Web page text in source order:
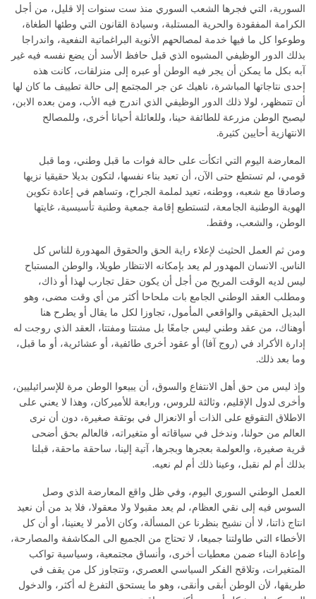
السورية، التي فجرها الشعب السوري منذ ست سنوات إلا قليل، من أجل
الكرامة المفقودة والحرية المستلبة، وسيادة القانون التي وطئها الطغاة،
وطوعوا كل ما فيها خدمة لمصالحهم الأنوية البراغماتية النفعية، واندراجا
بذلك الدور الوظيفي المشبوه الذي قبل حافظ الأسد أن يضع نفسه فيه غير
آبه بكل ما يمكن أن يجر فيه الوطن أو عبره إلى منزلقات، كانت هذه
إحدى نتاجاتها المباشرة، ناهيك عن جر المجتمع إلى حالة تطييف ما كان لها
أن تتمظهر، لولا ذلك الدور الوظيفي الذي اندرج فيه الأب، ومن بعده الابن،
ليصبح الوطن مزرعة للطائفة حينا، وللعائلة أحيانا أخرى، وللمصالح
الانتهازية أحايين كثيرة.
المعارضة اليوم التي اتكأت على حالة فوات ما قبل وطني، وما قبل
قومي، لم تستطع حتى الآن، أن تعيد بناء نفسها، لتكون بديلا حقيقيا نزيها
وصادقا مع شعبه، ووطنه، تعيد لملمة الجراح، وتساهم في إعادة تكوين
الهوية الوطنية الجامعة، لتستطيع إقامة جمعية وطنية تأسيسية، غايتها
الوطن، والشعب، وفقط.
ومن ثم العمل الحثيث لإعلاء راية الحق والحقوق المهدورة للناس كل
الناس. الانسان المهدور لم يعد بإمكانه الانتظار طويلا، والوطن المستباح
ليس لديه الوقت المريح من أجل أن يكون حقل تجارب لهذا أو ذاك،
ومطلب العقد الوطني الجامع بات ملحاحا أكثر من أي وقت مضى، وهو
البديل الحقيقي والواقعي المأمول، تجاوزا لكل ما يقال أو يطرح هنا
أوهناك، من عقد وطني ليس جامعًا بل مشتتا ومفتتا، العقد الذي روجت له
إدارة الأكراد في (روج آفا) أو عقود أخرى طائفية، أو عشائرية، أو ما قبل،
وما بعد ذلك.
وإذ ليس من حق أهل الانتفاع والسوق، أن يبيعوا الوطن مرة للإسرائيليين،
وأخرى لدول الإقليم، وثالثة للروس، ورابعة للأميركان، وهذا لا يعني على
الاطلاق التقوقع على الذات أو الانعزال في بوتقة صغيرة، دون أن نرى
العالم من حولنا، وندخل في سياقاته أو متغيراته، فالعالم بحق أضحى
قرية صغيرة، والعولمة بعجرها وبجرها، آتية إلينا، ساحقة ماحقة، قبلنا
بذلك أم لم نقبل، وعينا ذلك أم لم نعيه.
العمل الوطني السوري اليوم، وفي ظل واقع المعارضة الذي وصل
السوس فيه إلى نقي العظام، لم يعد مقبولا ولا معقولا، فلا بد من أن نعيد
انتاج ذاتنا، لا أن نشيح بنظرنا عن المسألة، وكان الأمر لا يعنينا، أو أن كل
الأخطاء التي طاولتنا جميعا، لا تحتاج من الجميع الى المكاشفة والمصارحة،
وإعادة البناء ضمن معطيات أخرى، وأنساق مجتمعية، وسياسية تواكب
المتغيرات، وتلاقح الفكر السياسي العصري، وتتجاوز كل من يقف في
طريقها، لأن الوطن أبقى وأنقى، وهو ما يستحق التفرغ له أكثر، والدخول